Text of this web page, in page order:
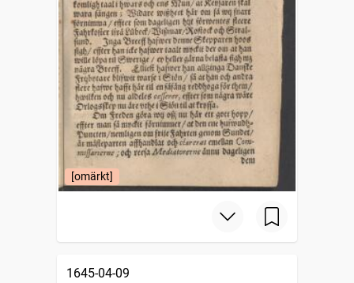
[omärkt]
1645-04-09